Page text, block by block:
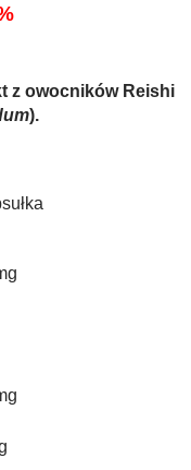
z owocników Reishi
).